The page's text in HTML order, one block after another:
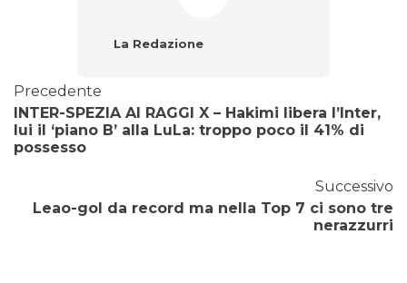
La Redazione
Precedente
INTER-SPEZIA AI RAGGI X – Hakimi libera l’Inter,
lui il ‘piano B’ alla LuLa: troppo poco il 41% di
possesso
Successivo
Leao-gol da record ma nella Top 7 ci sono tre
nerazzurri